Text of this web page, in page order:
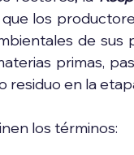
los
de sus
primas,
residuo en la
los términos: